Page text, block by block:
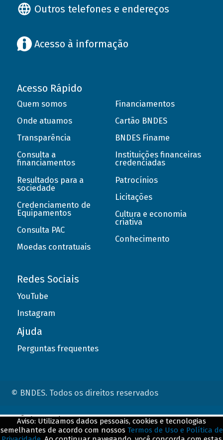
Outros telefones e endereços
Acesso à informação
Acesso Rápido
Quem somos
Onde atuamos
Transparência
Consulta a
financiamentos
Resultados para a
sociedade
Credenciamento de
Equipamentos
Consulta PAC
Moedas contratuais
Financiamentos
Cartão BNDES
BNDES Finame
Instituições financeiras
credenciadas
Patrocínios
Licitações
Cultura e economia
criativa
Conhecimento
Redes Sociais
YouTube
Instagram
Ajuda
Perguntas frequentes
© BNDES. Todos os direitos reservados
Aviso: Utilizamos dados pessoais, cookies e tecnologias
semelhantes de acordo com nossos Termos de Uso e Política de
ConteÃºdo complementar
${title}${badge}